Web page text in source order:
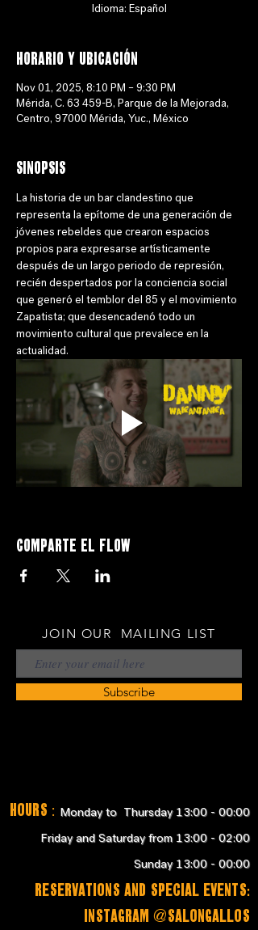
Idioma: Español
Horario y ubicación
Nov 01, 2025, 8:10 PM – 9:30 PM
Mérida, C. 63 459-B, Parque de la Mejorada,
Centro, 97000 Mérida, Yuc., México
Sinopsis
La historia de un bar clandestino que
representa la epítome de una generación de
jóvenes rebeldes que crearon espacios
propios para expresarse artísticamente
después de un largo periodo de represión,
recién despertados por la conciencia social
que generó el temblor del 85 y el movimiento
Zapatista; que desencadenó todo un
movimiento cultural que prevalece en la
actualidad.
Comparte el flow
JOIN OUR MAILING LIST
Subscribe
Hours : Monday to Thursday 13:00 - 00:00
Friday and Saturday from 13:00 - 02:00
Sunday 13:00 - 00:00
RESERVATIONS and SPECIAL EVENTS:
instagram @salongallos